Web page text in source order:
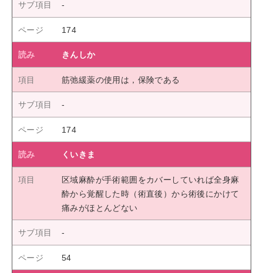
174
きんしか
筋弛緩薬の使用は，保険である
174
くいきま
区域麻酔が手術範囲をカバーしていれば全身麻
酔から覚醒した時（術直後）から術後にかけて
痛みがほとんどない
54